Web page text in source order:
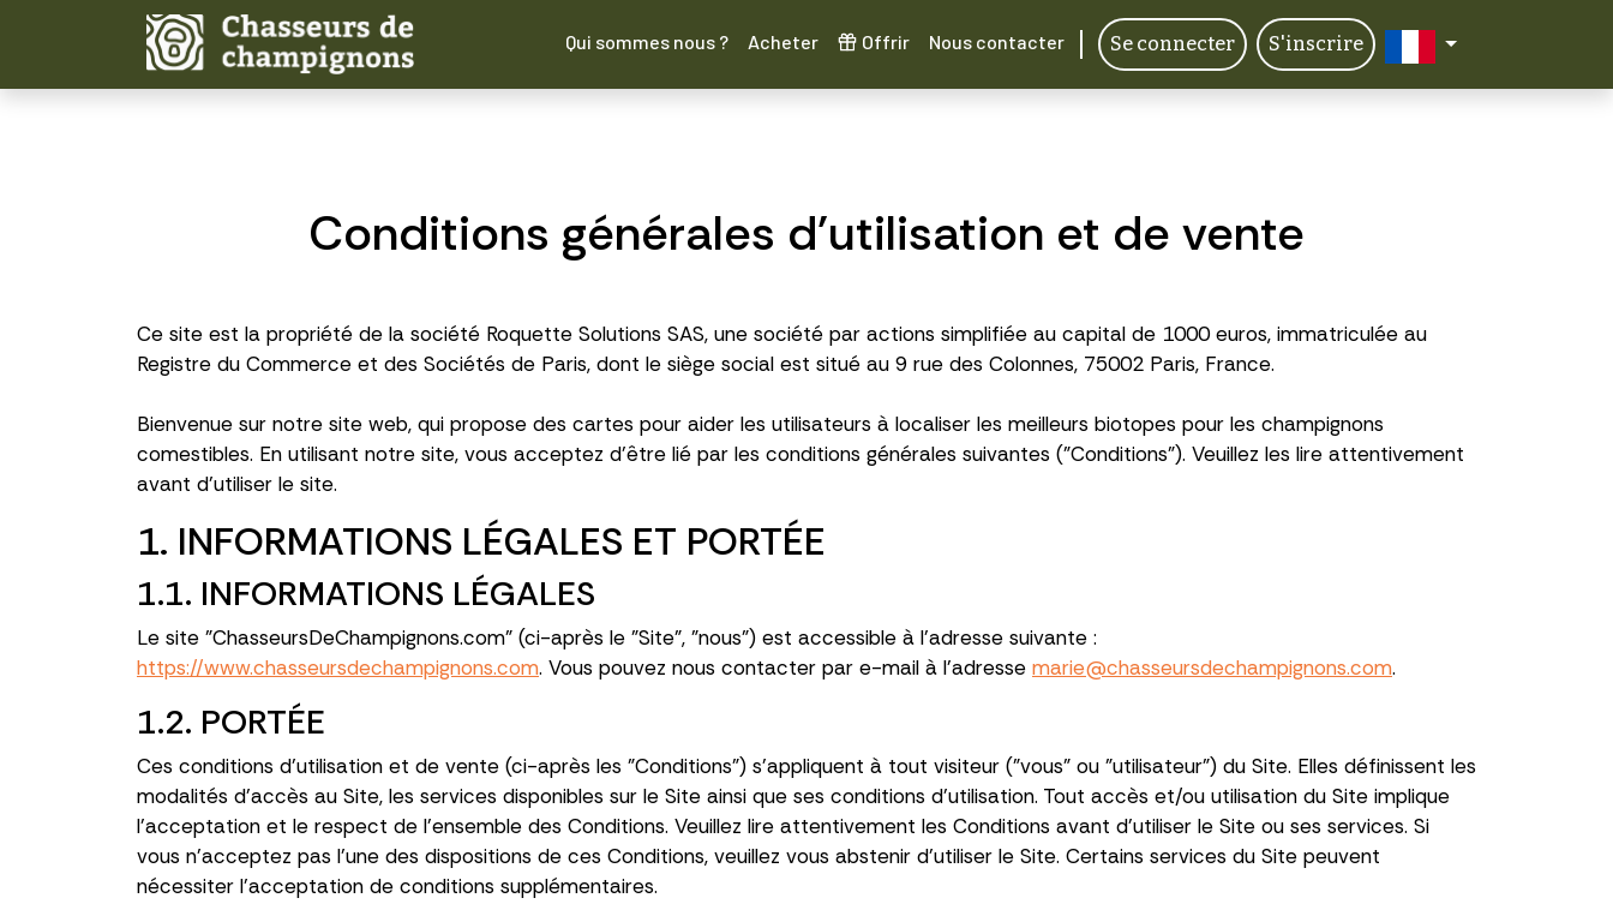
Qui sommes nous ? Acheter Offrir Nous contacter Se connecter S'inscrire
Conditions générales d'utilisation et de vente
Ce site est la propriété de la société Roquette Solutions SAS, une société par actions simplifiée au capital de 1000 euros, immatriculée au
Registre du Commerce et des Sociétés de Paris, dont le siège social est situé au 9 rue des Colonnes, 75002 Paris, France.
Bienvenue sur notre site web, qui propose des cartes pour aider les utilisateurs à localiser les meilleurs biotopes pour les champignons
comestibles. En utilisant notre site, vous acceptez d'être lié par les conditions générales suivantes ("Conditions"). Veuillez les lire attentivement
avant d'utiliser le site.
1. INFORMATIONS LÉGALES ET PORTÉE
1.1. INFORMATIONS LÉGALES
Le site "ChasseursDeChampignons.com" (ci-après le "Site", "nous") est accessible à l'adresse suivante :
https://www.chasseursdechampignons.com. Vous pouvez nous contacter par e-mail à l'adresse marie@chasseursdechampignons.com.
1.2. PORTÉE
Ces conditions d'utilisation et de vente (ci-après les "Conditions") s'appliquent à tout visiteur ("vous" ou "utilisateur") du Site. Elles définissent les
modalités d'accès au Site, les services disponibles sur le Site ainsi que ses conditions d'utilisation. Tout accès et/ou utilisation du Site implique
l'acceptation et le respect de l'ensemble des Conditions. Veuillez lire attentivement les Conditions avant d'utiliser le Site ou ses services. Si
vous n'acceptez pas l'une des dispositions de ces Conditions, veuillez vous abstenir d'utiliser le Site. Certains services du Site peuvent
nécessiter l'acceptation de conditions supplémentaires.